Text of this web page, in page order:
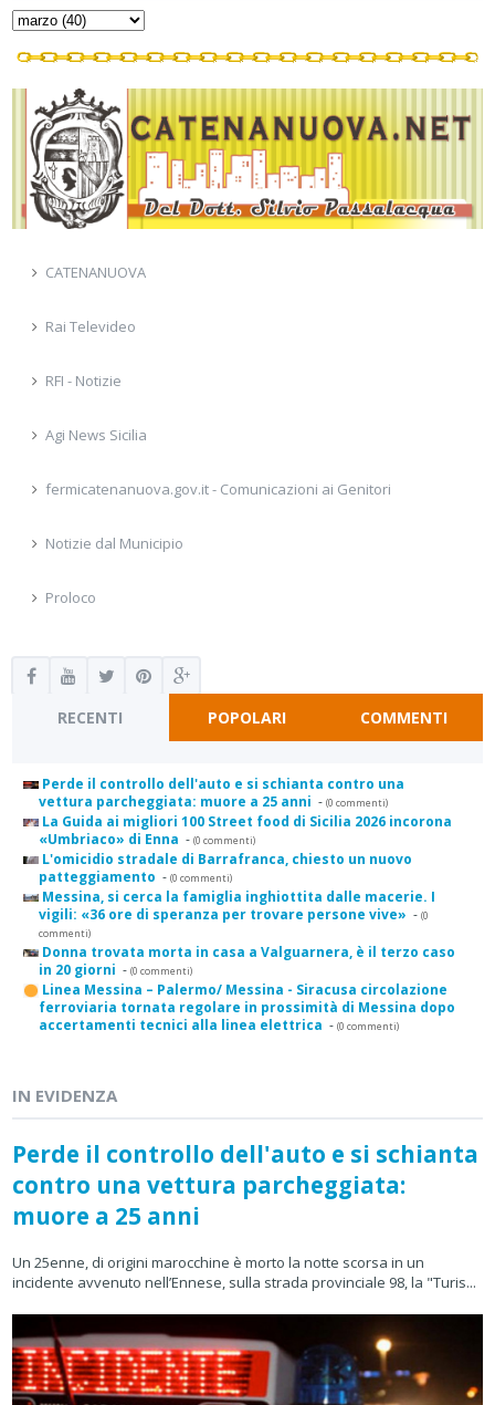
CATENANUOVA
Rai Televideo
RFI - Notizie
Agi News Sicilia
fermicatenanuova.gov.it - Comunicazioni ai Genitori
Notizie dal Municipio
Proloco
RECENTI POPOLARI COMMENTI
Perde il controllo dell'auto e si schianta contro una
vettura parcheggiata: muore a 25 anni - (0 commenti)
La Guida ai migliori 100 Street food di Sicilia 2026 incorona
«Umbriaco» di Enna - (0 commenti)
L'omicidio stradale di Barrafranca, chiesto un nuovo
patteggiamento - (0 commenti)
Messina, si cerca la famiglia inghiottita dalle macerie. I
vigili: «36 ore di speranza per trovare persone vive» - (0
commenti)
Donna trovata morta in casa a Valguarnera, è il terzo caso
in 20 giorni - (0 commenti)
Linea Messina – Palermo/ Messina - Siracusa circolazione
ferroviaria tornata regolare in prossimità di Messina dopo
accertamenti tecnici alla linea elettrica - (0 commenti)
IN EVIDENZA
Perde il controllo dell'auto e si schianta
contro una vettura parcheggiata:
muore a 25 anni
Un 25enne, di origini marocchine è morto la notte scorsa in un
incidente avvenuto nell’Ennese, sulla strada provinciale 98, la "Turis...